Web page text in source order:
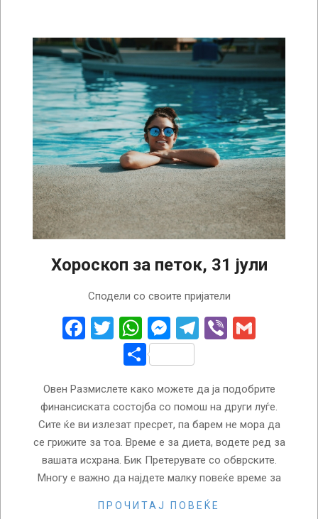
Хороскоп за петок, 31 јули
Сподели со своите пријатели
Facebook
Twitter
WhatsApp
Messenger
Telegram
Viber
Share
Овен Размислете како можете да ја подобрите
финансиската состојба со помош на други луѓе.
Сите ќе ви излезат пресрет, па барем не мора да
се грижите за тоа. Време е за диета, водете ред за
вашата исхрана. Бик Претерувате со обврските.
Многу е важно да најдете малку повеќе време за
ПРОЧИТАЈ ПОВЕЌЕ